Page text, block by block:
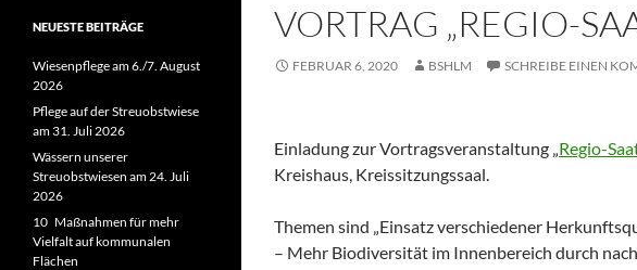
VORTRAG „REGIO-
FEBRUAR 6, 2020 BSHLM SCHREIBE EINEN
Einladung zur Vortragsveranstaltung „Regio-
Kreishaus, Kreissitzungssaal.
Themen sind „Einsatz verschiedener
– Mehr Biodiversität im Innenbereich durch
NEUESTE BEITRÄGE
Wiesenpflege am 6./7. August
2026
Pflege auf der Streuobstwiese
am 31. Juli 2026
Wässern unserer
Streuobstwiesen am 24. Juli
2026
10 Maßnahmen für mehr
Vielfalt auf kommunalen
Flächen